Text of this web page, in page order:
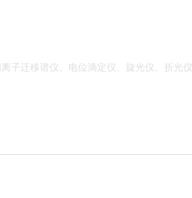
子迁移谱仪、电位滴定仪、旋光仪、折光仪